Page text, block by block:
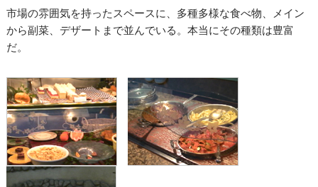
市場の雰囲気を持ったスペースに、多種多様な食べ物、メイン
から副菜、デザートまで並んでいる。本当にその種類は豊富
だ。